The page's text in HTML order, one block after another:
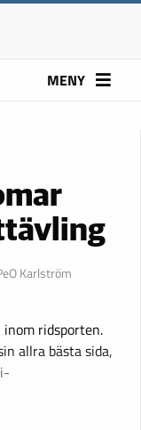
MENY
Karlström
ridsporten.
allra bästa sida,